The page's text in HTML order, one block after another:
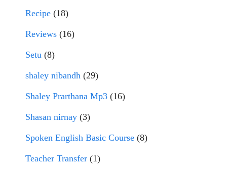
Recipe (18)
Reviews (16)
Setu (8)
shaley nibandh (29)
Shaley Prarthana Mp3 (16)
Shasan nirnay (3)
Spoken English Basic Course (8)
Teacher Transfer (1)